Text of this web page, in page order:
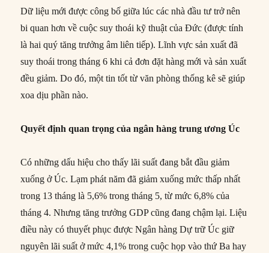
Dữ liệu mới được công bố giữa lúc các nhà đầu tư trở nên
bi quan hơn về cuộc suy thoái kỹ thuật của Đức (được tính
là hai quý tăng trưởng âm liên tiếp). Lĩnh vực sản xuất đã
suy thoái trong tháng 6 khi cả đơn đặt hàng mới và sản xuất
đều giảm. Do đó, một tin tốt từ văn phòng thống kê sẽ giúp
xoa dịu phần nào.
Quyết định quan trọng của ngân hàng trung ương Úc
Có những dấu hiệu cho thấy lãi suất đang bắt đầu giảm
xuống ở Úc. Lạm phát năm đã giảm xuống mức thấp nhất
trong 13 tháng là 5,6% trong tháng 5, từ mức 6,8% của
tháng 4. Nhưng tăng trưởng GDP cũng đang chậm lại. Liệu
điều này có thuyết phục được Ngân hàng Dự trữ Úc giữ
nguyên lãi suất ở mức 4,1% trong cuộc họp vào thứ Ba hay